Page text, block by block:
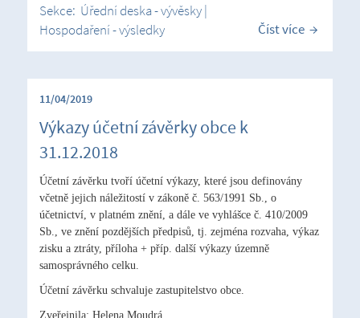
Sekce: Úřední deska - vývěsky|
Hospodaření - výsledky
Číst více
11/04/2019
Výkazy účetní závěrky obce k
31.12.2018
Účetní závěrku tvoří účetní výkazy, které jsou definovány
včetně jejich náležitostí v zákoně č. 563/1991 Sb., o
účetnictví, v platném znění, a dále ve vyhlášce č. 410/2009
Sb., ve znění pozdějších předpisů, tj. zejména rozvaha, výkaz
zisku a ztráty, příloha + příp. další výkazy územně
samosprávného celku.
Účetní závěrku schvaluje zastupitelstvo obce.
Zveřejnila: Helena Moudrá